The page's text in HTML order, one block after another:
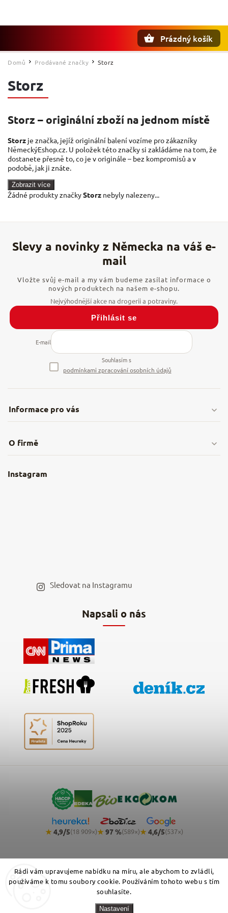
Rádi vám upravujeme nabídku na míru, ale abychom to zvládli,
používáme k tomu soubory cookie. Používáním tohoto webu s tím
souhlasíte.
Nastavení
Prázdný košík
Domů / Prodávané značky / Storz
Storz
Storz – originální zboží na jednom místě
Storz je značka, jejíž originální balení vozíme pro zákazníky
NěmeckýEshop.cz. U položek této značky si zakládáme na tom, že
dostanete přesně to, co je v originále – bez kompromisů a v
podobě, jak ji znáte.
Zobrazit více
Žádné produkty značkyStorz nebyly nalezeny...
Informace pro vás
Obchodní podmínky
Nejčastější dotazy
Vložte svůj e-mail a my vám budeme zasílat informace o
nových produktech na našem e-shopu.
E-mail
Souhlasím s
podmínkami zpracování osobních údajů
Přihlásit se
Napsali o nás
Instagram
Sledovat na Instagramu
O firmě
Hodnocení obchodu
★4,9/5(18 909×)★97 %(589×)★4,6/5(537×)
NemeckyEshop.cz - kvalitní německá drogerie,